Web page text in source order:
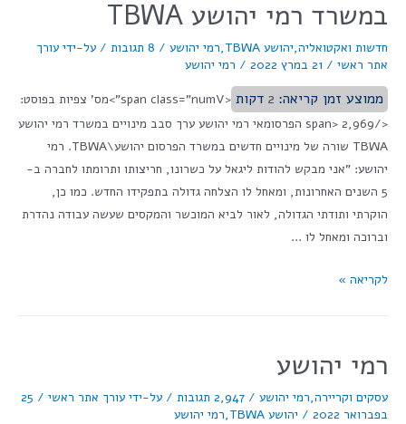
במשרד רמי יהושע TBWA
חדשות ואקטואליה,יהושע TBWA ,רמי יהושע / 8 תגובות / על-ידי עורך
אתר ראשי / 21 במרץ 2022 / רמי יהושע
ממוצע זמן קריאה: 2 דקות
<span class="numV">מס' צפיות בפוסט:
</span> 2,969 הפרסומאי רמי יהושע ערך סבב מינויים במשרד רמי יהושע
TBWA שורה של מינויים חדשים במשרד הפרסום יהושע\TBWA. רמי
יהושע: "אני מבקש להודות ליגאל על כשרונו, חריצותו ותרומתו לחברה ב-
5 השנים האחרונות, ומאחל לו הצלחה גדולה בתפקידו החדש. כמו כן,
הוקרתי ותודתי הגדולה, לאור לביא המוכשר והמקסים שעשה עבודה נהדרת
וברוכה ומאחל לו …
לקריאה »
רמי יהושע
עסקים וקריירה,רמי יהושע / 2,947 תגובות / על-ידי עורך אתר ראשי /
25
בפברואר 2022
/ יהושע TBWA ,רמי יהושע